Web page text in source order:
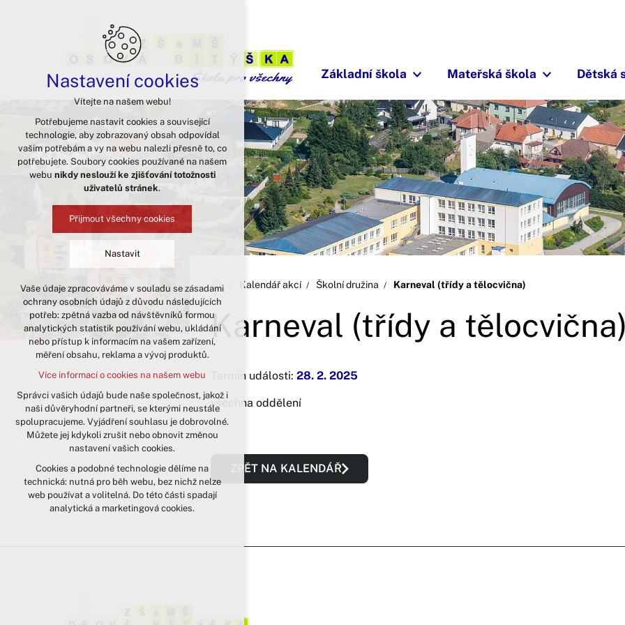
Základní škola Mateřská škola Dětská
Kalendář akcí Školní družina Karneval (třídy a tělocvična)
Karneval (třídy a
Termín události: 28. 2. 2025
všechna oddělení
ZPĚT NA KALENDÁŘ
Nastavení cookies
Vítejte na našem webu!
Potřebujeme nastavit cookies a související
technologie, aby zobrazovaný obsah odpovídal
vašim potřebám a vy na webu nalezli přesně to, co
potřebujete. Soubory cookies používané na našem
webu nikdy neslouží ke zjišťování totožnosti
uživatelů stránek.
Přijmout všechny cookies
Nastavit
Technická cookies
nutná pro provozování webu
udržení kontextu stránek (session):
případná přihlášení, volby jazyka, apod.
analytická pro anonymizované
vyhodnocení návštěvnosti
marketingová cookies (Google)
Více informací o cookies na našem webu
Přijmout všechny cookies
Odmítnout vše
Vaše údaje zpracováváme v souladu se zásadami
ochrany osobních údajů z důvodu následujících
potřeb: zpětná vazba od návštěvníků formou
analytických statistik používání webu, ukládání
nebo přístup k informacím na vašem zařízení,
měření obsahu, reklama a vývoj produktů.
Více informací o cookies na našem webu
Správci vašich údajů bude naše společnost, jakož i
naši důvěryhodní partneři, se kterými neustále
spolupracujeme. Vyjádření souhlasu je dobrovolné.
Můžete jej kdykoli zrušit nebo obnovit změnou
nastavení vašich cookies.
Cookies a podobné technologie dělíme na
technická: nutná pro běh webu, bez nichž nelze
web používat a volitelná. Do této části spadají
analytická a marketingová cookies.